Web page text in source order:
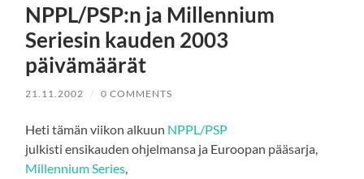
NPPL/PSP:n ja Millennium
Seriesin kauden 2003
päivämäärät
21.11.2002 / 0 COMMENTS
Heti tämän viikon alkuun NPPL/PSP
julkisti ensikauden ohjelmansa ja Euroopan pääsarja,
Millennium Series